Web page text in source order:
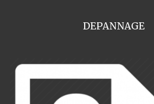
DEPANNAGE